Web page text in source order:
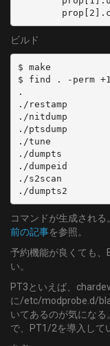
ビルド
$ make
$ find . -perm
.
./restamp
./nitdump
./ptsdump
./tune
./dumpts
./dumpeid
./s2scan
./dumpts2
コマンドが生成され
前の記事を参照。
予約機能が良くても
い。
PT3といえば、
に/etc/modprobe.d/
いてあるのが気にな
で、PT1/2を導入して